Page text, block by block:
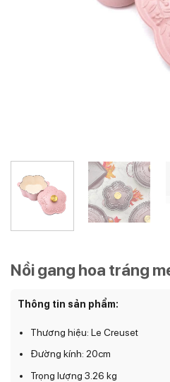
Nồi gang hoa tráng
Thông tin sản phẩm:
Thương hiệu: Le Creuset
Đường kính: 20cm
Trọng lượng 3.26 kg